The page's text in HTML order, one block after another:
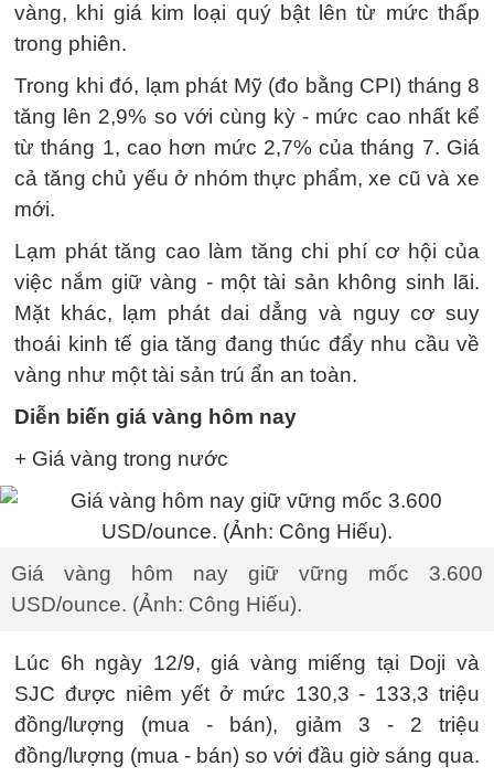
vàng, khi giá kim loại quý bật lên từ mức thấp
trong phiên.
Trong khi đó, lạm phát Mỹ (đo bằng CPI) tháng 8
tăng lên 2,9% so với cùng kỳ - mức cao nhất kể
từ tháng 1, cao hơn mức 2,7% của tháng 7. Giá
cả tăng chủ yếu ở nhóm thực phẩm, xe cũ và xe
mới.
Lạm phát tăng cao làm tăng chi phí cơ hội của
việc nắm giữ vàng - một tài sản không sinh lãi.
Mặt khác, lạm phát dai dẳng và nguy cơ suy
thoái kinh tế gia tăng đang thúc đẩy nhu cầu về
vàng như một tài sản trú ẩn an toàn.
Diễn biến giá vàng hôm nay
+ Giá vàng trong nước
Giá vàng hôm nay giữ vững mốc 3.600
USD/ounce. (Ảnh: Công Hiếu).
Lúc 6h ngày 12/9, giá vàng miếng tại Doji và
SJC được niêm yết ở mức 130,3 - 133,3 triệu
đồng/lượng (mua - bán), giảm 3 - 2 triệu
đồng/lượng (mua - bán) so với đầu giờ sáng qua.